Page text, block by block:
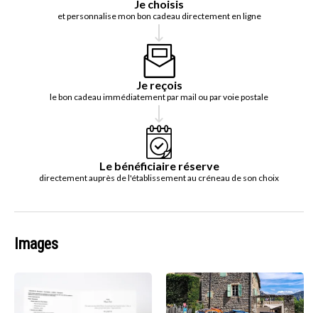
Je choisis
et personnalise mon bon cadeau directement en ligne
Je reçois
le bon cadeau immédiatement par mail ou par voie postale
Le bénéficiaire réserve
directement auprès de l'établissement au créneau de son choix
Images